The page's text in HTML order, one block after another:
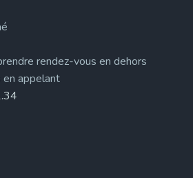
rendez-vous en dehors
en appelant